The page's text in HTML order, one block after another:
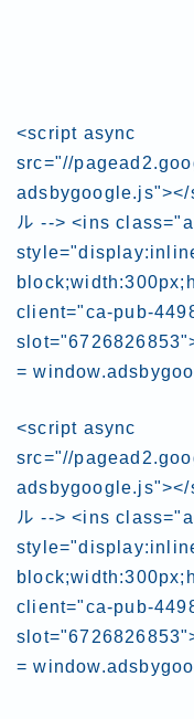
<script async
src="//
adsbygoogle.js"></
ル --> <ins
client="ca-pub-
=
<script async
src="//
adsbygoogle.js"></
ル --> <ins
client="ca-pub-
=